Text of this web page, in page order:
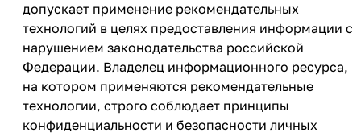
допускает применение рекомендательных
технологий в целях предоставления информации с
нарушением законодательства российской
Федерации. Владелец информационного ресурса,
на котором применяются рекомендательные
технологии, строго соблюдает принципы
конфиденциальности и безопасности личных